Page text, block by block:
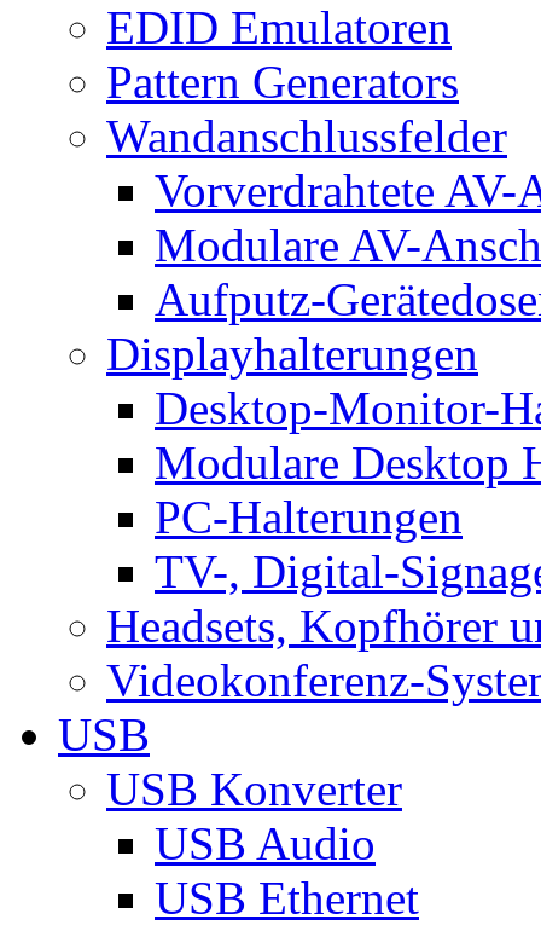
EDID Emulatoren
Pattern Generators
Wandanschlussfelder
Vorverdrahtete AV-
Modulare AV-
Aufputz-
Displayhalterungen
Desktop-Monitor-
Modulare Desktop
PC-Halterungen
TV-, Digital-
Headsets, Kopfhörer
Videokonferenz-
USB
USB Konverter
USB Audio
USB Ethernet